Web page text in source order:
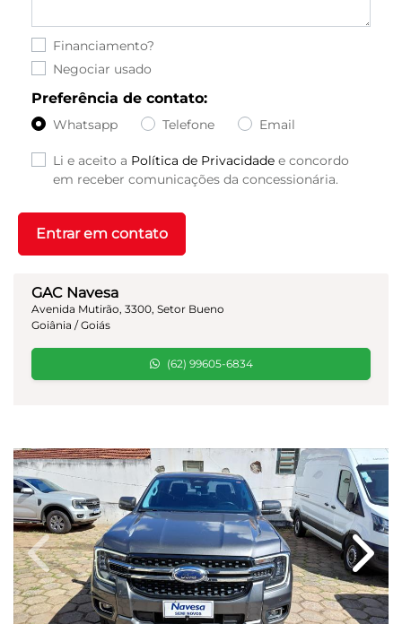
GAC Navesa
Avenida Mutirão, 3300, Setor Bueno
Goiânia / Goiás
(62) 99605-6834
Financiamento?
Negociar usado
Preferência de contato:
Whatsapp Telefone Email
Li e aceito a Política de Privacidade e concordo
em receber comunicações da concessionária.
Entrar em contato
Previous Next